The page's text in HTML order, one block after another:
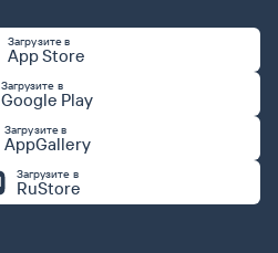
Загрузите в
App Store
Загрузите в
Google Play
Загрузите в
AppGallery
Загрузите в
RuStore